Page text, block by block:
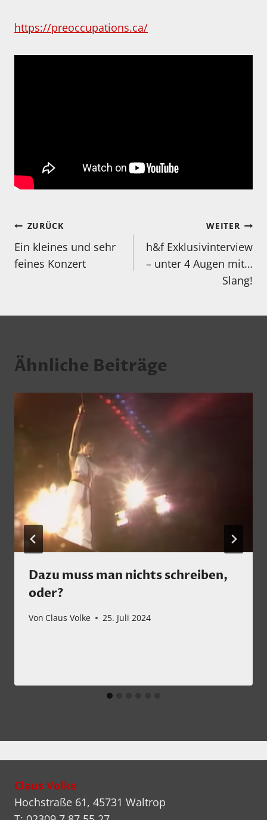
https://preoccupations.ca/
Beitragsnavigation
ZURÜCK
Ein kleines und sehr
feines Konzert
WEITER
h&f Exklusivinterview
– unter 4 Augen mit…
Slang!
Ähnliche Beiträge
Dazu muss man nichts schreiben,
oder?
Von Claus Volke 25. Juli 2024
Claus Volke
Hochstraße 61, 45731 Waltrop